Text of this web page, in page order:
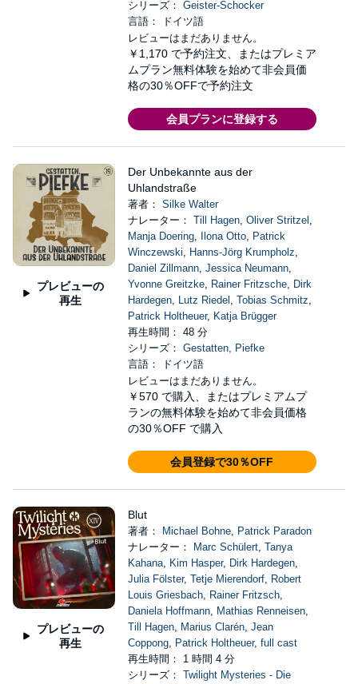
シリーズ： Geister-Schocker
言語： ドイツ語
レビューはまだありません。
￥1,170 で予約注文、またはプレミア
ムプラン無料体験を始めて非会員価
格の30％OFFで予約注文
会員プランに登録する
プレビューの
再生
Der Unbekannte aus der
Uhlandstraße
著者： Silke Walter
ナレーター： Till Hagen, Oliver Stritzel ,
Manja Doering, Ilona Otto, Patrick
Winczewski, Hanns-Jörg Krumpholz,
Daniel Zillmann, Jessica Neumann,
Yvonne Greitzke, Rainer Fritzsche, Dirk
Hardegen, Lutz Riedel , Tobias Schmitz,
Patrick Holtheuer, Katja Brügger
再生時間： 48 分
シリーズ： Gestatten, Piefke
言語： ドイツ語
レビューはまだありません。
￥570 で購入、またはプレミアムプ
ランの無料体験を始めて非会員価格
の30％OFF で購入
会員登録で30％OFF
プレビューの
再生
Blut
著者： Michael Bohne, Patrick Paradon
ナレーター：
Marc Schülert, Tanya
Kahana, Kim Hasper, Dirk Hardegen,
Julia Fölster, Tetje Mierendorf, Robert
Louis Griesbach, Rainer Fritzsch,
Daniela Hoffmann, Mathias Renneisen,
Till Hagen, Marius Clarén, Jean
Coppong, Patrick Holtheuer, full cast
再生時間： 1 時間 4 分
シリーズ： Twilight Mysteries - Die